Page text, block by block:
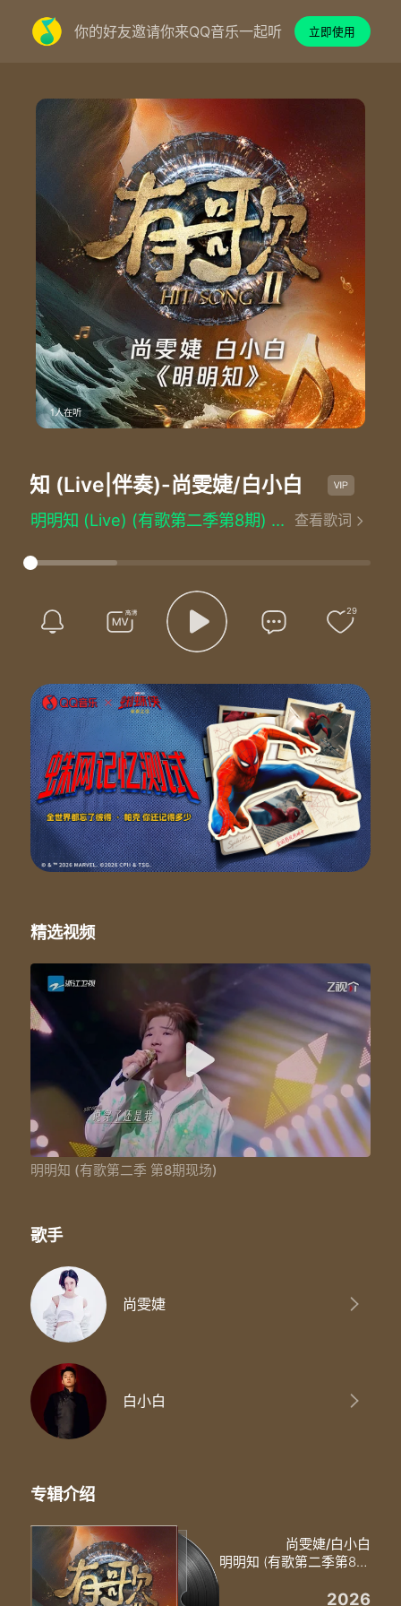
你的好友邀请你来QQ音乐一起听 立即使用
1人在听
知 (Live|伴奏)-尚雯婕/白小白
明明知 (Live) (有歌第二季第8期) - 尚雯婕/白小白
曲：林华勇
编曲：鞠荐@耳肆山白
音乐总监：刘卓@维伴音乐
演唱设计：石行@维伴音乐
鼓：邓华龙@维伴音乐
贝斯：杨琪@维伴音乐
吉他：董珂铭@维伴音乐/李彤@维伴音乐
钢琴：傅一峥@维伴音乐
键盘：王海洋@维伴音乐
Program：郎梓朔@维伴音乐
合音编写：关冰效@维伴音乐
合音：关冰效@维伴音乐/黄冠欣/孟想
乐队统筹：边境@维伴音乐
灯光设计：田为钧/卢晓伟
有时候 距离像 一条无形的线
说好了 要一起 冒大不韪的险
说重了 狠一次 谁都不许食言
说穿了 还是我 高估了自以为的永远
这天气 太差
甚至会连累到我心里也掉雨点
这故事太短 不容我把往事翻篇
明明知道没结果 我还要飞蛾扑火
爱情当初有多美好 现在就有多难过
明明知道没结果 我始终为你执着
只是希望多年以后
你还会记得 我曾经来过
说好了 要一起 冒大不韪的险
说重了 狠一次 谁都不许食言
说穿了 还是我 高估了自以为的永远
这故事太短 不容我把往事翻篇
明明知道没结果 我还要飞蛾扑火
明明知道没结果 我始终为你执着
只是希望多年以后
你还会记得 我曾经来过
明明知道没结果
爱情当初有多美好 现在就有多难过
明明知道没结果 我始终为你执着
只是希望多年以后（多年以后）
你还会记得 我曾经来过
查看歌词
29
精选视频
明明知 (有歌第二季 第8期现场)
歌手
尚雯婕
白小白
专辑介绍
尚雯婕/白小白
明明知 (有歌第二季第8期)
2026